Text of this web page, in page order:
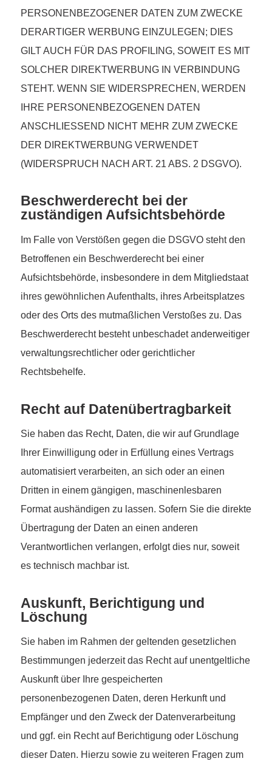
PERSONENBEZOGENER DATEN ZUM ZWECKE
DERARTIGER WERBUNG EINZULEGEN; DIES
GILT AUCH FÜR DAS PROFILING, SOWEIT ES MIT
SOLCHER DIREKTWERBUNG IN VERBINDUNG
STEHT. WENN SIE WIDERSPRECHEN, WERDEN
IHRE PERSONENBEZOGENEN DATEN
ANSCHLIESSEND NICHT MEHR ZUM ZWECKE
DER DIREKTWERBUNG VERWENDET
(WIDERSPRUCH NACH ART. 21 ABS. 2 DSGVO).
Beschwerde­recht bei der
zuständigen Aufsichts­behörde
Im Falle von Verstößen gegen die DSGVO steht den
Betroffenen ein Beschwerderecht bei einer
Aufsichtsbehörde, insbesondere in dem Mitgliedstaat
ihres gewöhnlichen Aufenthalts, ihres Arbeitsplatzes
oder des Orts des mutmaßlichen Verstoßes zu. Das
Beschwerderecht besteht unbeschadet anderweitiger
verwaltungsrechtlicher oder gerichtlicher
Rechtsbehelfe.
Recht auf Daten­übertrag­barkeit
Sie haben das Recht, Daten, die wir auf Grundlage
Ihrer Einwilligung oder in Erfüllung eines Vertrags
automatisiert verarbeiten, an sich oder an einen
Dritten in einem gängigen, maschinenlesbaren
Format aushändigen zu lassen. Sofern Sie die direkte
Übertragung der Daten an einen anderen
Verantwortlichen verlangen, erfolgt dies nur, soweit
es technisch machbar ist.
Auskunft, Berichtigung und
Löschung
Sie haben im Rahmen der geltenden gesetzlichen
Bestimmungen jederzeit das Recht auf unentgeltliche
Auskunft über Ihre gespeicherten
personenbezogenen Daten, deren Herkunft und
Empfänger und den Zweck der Datenverarbeitung
und ggf. ein Recht auf Berichtigung oder Löschung
dieser Daten. Hierzu sowie zu weiteren Fragen zum